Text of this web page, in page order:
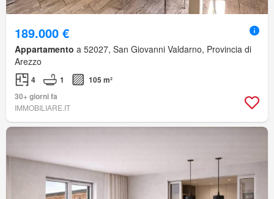
189.000 €
Appartamento a 52027, San Giovanni Valdarno, Provincia di
Arezzo
4 1
105 m²
30+ giorni fa
IMMOBILIARE.IT